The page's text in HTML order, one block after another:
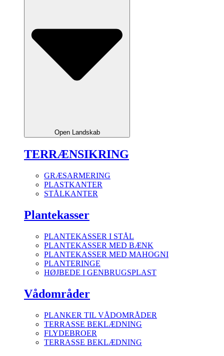
Open Landskab
TERRÆNSIKRING
GRÆSARMERING
PLASTKANTER
STÅLKANTER
Plantekasser
PLANTEKASSER I STÅL
PLANTEKASSER MED BÆNK
PLANTEKASSER MED MAHOGNI
PLANTERINGE
HØJBEDE I GENBRUGSPLAST
Vådområder
PLANKER TIL VÅDOMRÅDER
TERRASSE BEKLÆDNING
FLYDEBROER
TERRASSE BEKLÆDNING